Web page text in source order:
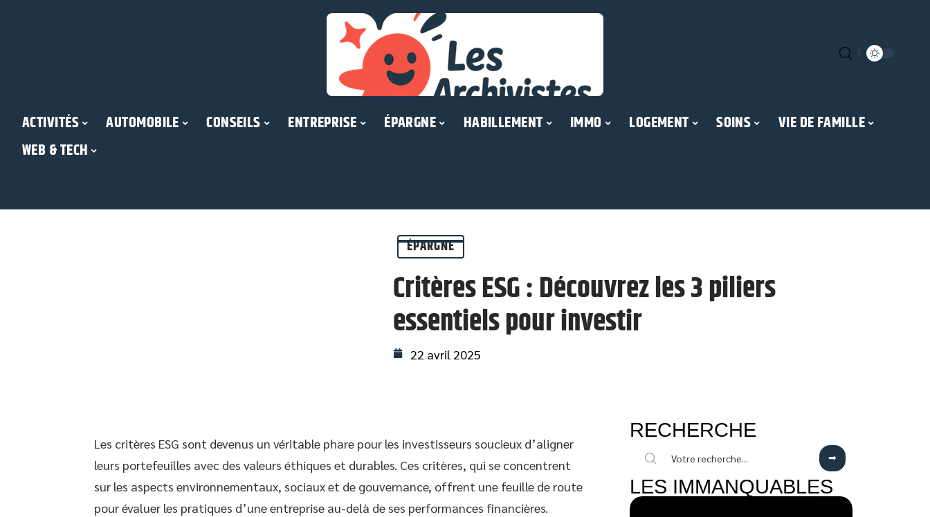
ACTIVITÉS AUTOMOBILE CONSEILS ENTREPRISE ÉPARGNE HABILLEMENT IMMO LOGEMENT SOINS
VIE DE FAMILLE
WEB & TECH
ÉPARGNE
Critères ESG : Découvrez les 3 piliers
essentiels pour investir
22 avril 2025
Les critères ESG sont devenus un véritable phare pour les investisseurs soucieux d’aligner
leurs portefeuilles avec des valeurs éthiques et durables. Ces critères, qui se concentrent
sur les aspects environnementaux, sociaux et de gouvernance, offrent une feuille de route
pour évaluer les pratiques d’une entreprise au-delà de ses performances financières.
RECHERCHE
LES IMMANQUABLES